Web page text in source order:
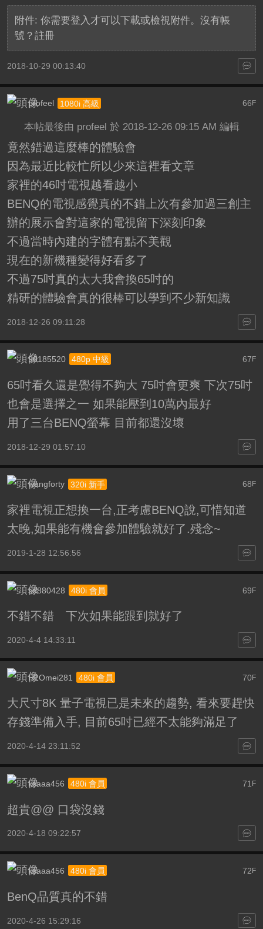
附件: 你需要登入才可以下載或檢視附件。沒有帳
號？ 註冊
2018-10-29 00:13:40
66 F
profeel 1080i 高級
本帖最後由 profeel 於 2018-12-26 09:15 AM 編輯
竟然錯過這麼棒的體驗會
因為最近比較忙所以少來這裡看文章
家裡的46吋電視越看越小
BENQ的電視感覺真的不錯上次有參加過三創主
辦的展示會對這家的電視留下深刻印象
不過當時內建的字體有點不美觀
現在的新機種變得好看多了
不過75吋真的太大我會換65吋的
精研的體驗會真的很棒可以學到不少新知識
2018-12-26 09:11:28
67 F
90185520 480p 中級
65吋看久還是覺得不夠大 75吋會更爽 下次75吋
也會是選擇之一 如果能壓到10萬內最好
用了三台BENQ螢幕 目前都還沒壞
2018-12-29 01:57:10
68 F
wangforty 320i 新手
家裡電視正想換一台,正考慮BENQ說,可惜知道
太晚,如果能有機會參加體驗就好了.殘念~
2019-1-28 12:56:56
69F
sd880428 480i 會員
不錯不錯 下次如果能跟到就好了
2020-4-4 14:33:11
70F
H2Omei281 480i 會員
大尺寸8K 量子電視已是未來的趨勢, 看來要趕快
存錢準備入手, 目前65吋已經不太能夠滿足了
2020-4-14 23:11:52
71 F
ksaaa456 480i 會員
超貴@@ 口袋沒錢
2020-4-18 09:22:57
72 F
ksaaa456 480i 會員
BenQ品質真的不錯
2020-4-26 15:29:16